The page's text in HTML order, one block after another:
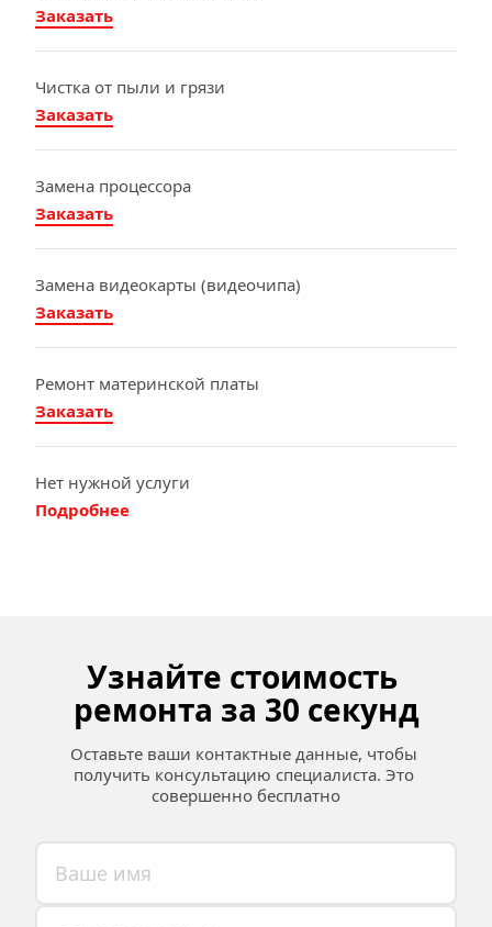
Заказать
Чистка от пыли и грязи
Заказать
Замена процессора
Заказать
Замена видеокарты (видеочипа)
Заказать
Ремонт материнской платы
Заказать
Нет нужной услуги
Подробнее
Узнайте стоимость
ремонта за 30 секунд
Оставьте ваши контактные данные, чтобы
получить консультацию специалиста. Это
совершенно бесплатно